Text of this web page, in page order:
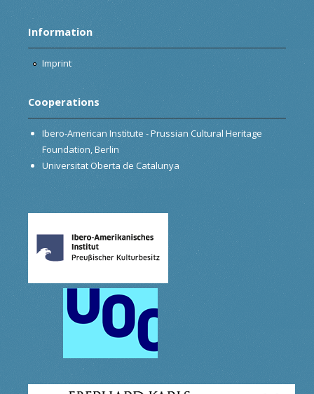
Information
Imprint
Cooperations
Ibero-American Institute - Prussian Cultural Heritage
Foundation, Berlin
Universitat Oberta de Catalunya